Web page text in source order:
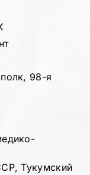
98-я
Тукумский